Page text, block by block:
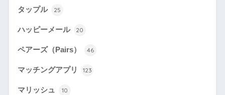
タップル 25
ハッピーメール 20
ペアーズ（Pairs） 46
マッチングアプリ 123
マリッシュ 10